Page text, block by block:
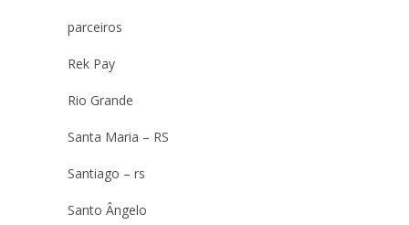
parceiros
Rek Pay
Rio Grande
Santa Maria – RS
Santiago – rs
Santo Ângelo